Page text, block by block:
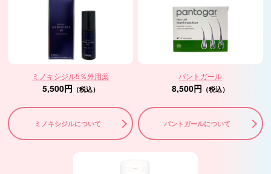
ミノキシジル5％外用薬
5,500円 （税込）
ミノキシジルについて
パントガール
8,500円 （税込）
パントガールについて